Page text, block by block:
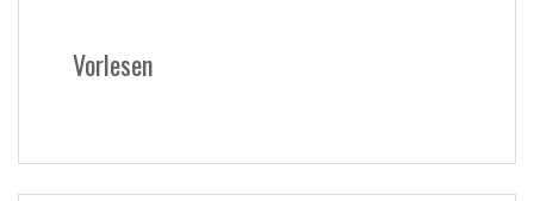
Vorlesen